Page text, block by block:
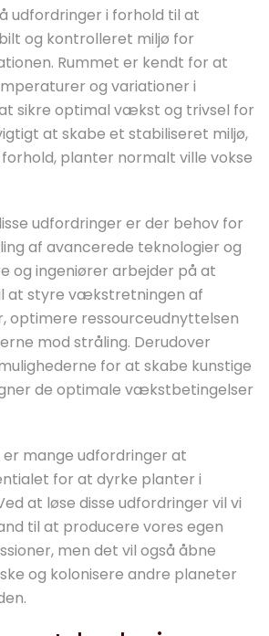
udfordringer i forhold til at
og kontrolleret miljø for
Rummet er kendt for at
og variationer i
sikre optimal vækst og trivsel for
at skabe et stabiliseret miljø,
planter normalt ville vokse
udfordringer er der behov for
af avancerede teknologier og
og ingeniører arbejder på at
at styre vækstretningen af
optimere ressourceudnyttelsen
mod stråling. Derudover
for at skabe kunstige
de optimale vækstbetingelser
mange udfordringer at
for at dyrke planter i
at løse disse udfordringer vil vi
til at producere vores egen
men det vil også åbne
og kolonisere andre planeter